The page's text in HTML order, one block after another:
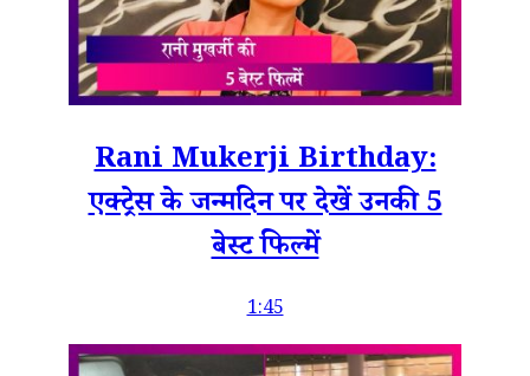
Rani Mukerji Birthday:
एक्ट्रेस के जन्मदिन पर देखें उनकी 5
बेस्ट फिल्में
1:45